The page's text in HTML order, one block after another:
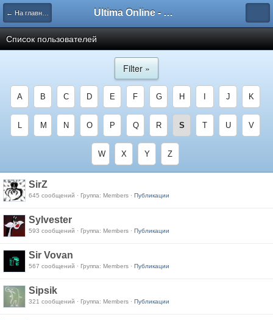
← На главную Ultima Online - Форум Русского сообщества игры
Список пользователей
Filter »
A B C D E F G H J K
L M N O P Q R S T U V
W X Y Z
SirZ
645 сообщений · Группа: Members · Публикации
Sylvester
593 сообщений · Группа: Members · Публикации
Sir Vovan
567 сообщений · Группа: Members · Публикации
Sipsik
321 сообщений · Группа: Members · Публикации